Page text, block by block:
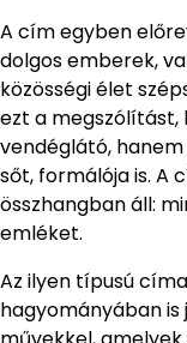
A cím egyben
dolgos emberek,
közösségi élet
ezt a megszólítást,
vendéglátó,
sőt, formálója is. A
összhangban áll:
emléket.
Az ilyen típusú
hagyományában